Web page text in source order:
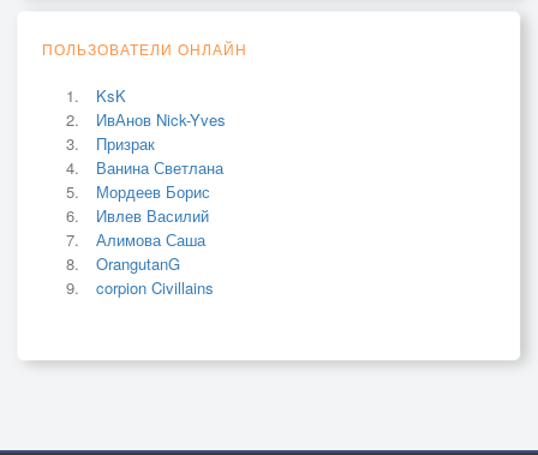
ПОЛЬЗОВАТЕЛИ ОНЛАЙН
KsK
ИвАнов Nick-Yves
Призрак
Ванина Светлана
Мордеев Борис
Ивлев Василий
Алимова Саша
OrangutanG
corpion Civillains